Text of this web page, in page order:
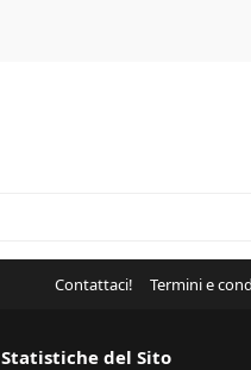
Contattaci! Termini e
Statistiche del Sito